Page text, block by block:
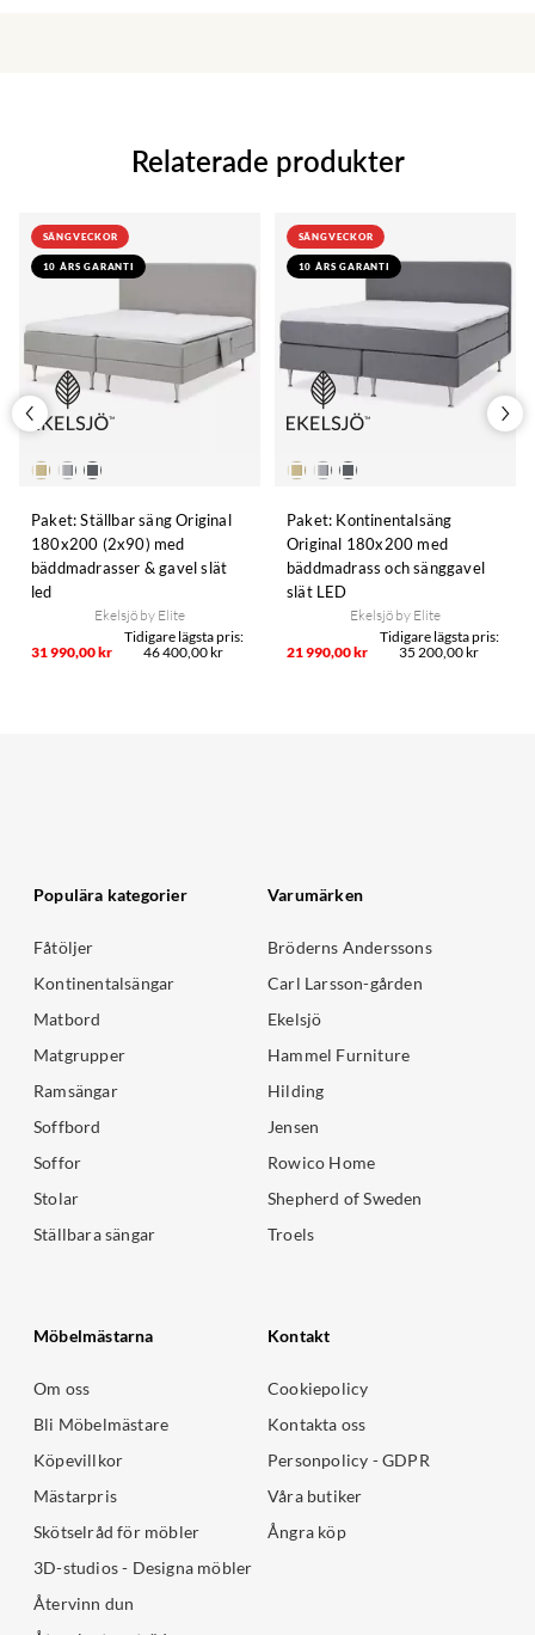
Relaterade produkter
SÄNGVECKOR
10 ÅRS GARANTI
Paket: Ställbar säng Original
180x200 (2x90) med
bäddmadrasser & gavel slät
led
Ekelsjö by Elite
31 990,00 kr 46 400,00 kr
SÄNGVECKOR
10 ÅRS GARANTI
Paket: Kontinentalsäng
Original 180x200 med
bäddmadrass och sänggavel
slät LED
Ekelsjö by Elite
21 990,00 kr 35 200,00 kr
Populära kategorier
Fåtöljer
Kontinentalsängar
Matbord
Matgrupper
Ramsängar
Soffbord
Soffor
Stolar
Ställbara sängar
Varumärken
Bröderns Anderssons
Carl Larsson-gården
Ekelsjö
Hammel Furniture
Hilding
Jensen
Rowico Home
Shepherd of Sweden
Troels
Möbelmästarna
Om oss
Bli Möbelmästare
Köpevillkor
Mästarpris
Skötselråd för möbler
3D-studios - Designa möbler
Återvinn dun
Kontakt
Cookiepolicy
Kontakta oss
Personpolicy - GDPR
Våra butiker
Ångra köp